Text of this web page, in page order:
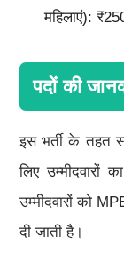
महिलाएं):
पदों की
इस भर्ती के तहत
लिए उम्मीदवारों
उम्मीदवारों को
दी जाती है।